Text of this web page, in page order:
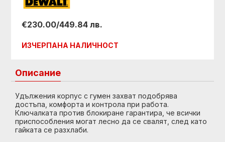
€230.00/449.84 лв.
ИЗЧЕРПАНА НАЛИЧНОСТ
Описание
Удължения корпуc с гумен захват подобрява
достъпа, комфорта и контрола при работа.
Ключалката против блокиране гарантира, че всички
приспособления могат лесно да се свалят, след като
гайката се разхлаби.